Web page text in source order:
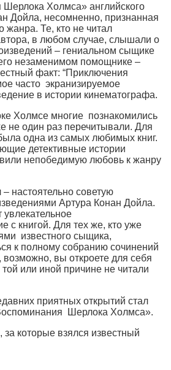
Холмса» английского
Дойла, несомненно, признанная
жанра. Те, кто не читал
в любом случае, слышали о
– гениальном сыщике
незаменимом помощнике –
факт: “Приключения
часто экранизируемое
в истории кинематографа.
Холмсе многие познакомились
не один раз перечитывали. Для
одна из самых любимых книг.
детективные истории
непобедимую любовь к жанру
настоятельно советую
Артура Конан Дойла.
увлекательное
с книгой. Для тех же, кто уже
известного сыщика,
к полному собранию сочинений
возможно, вы откроете для себя
или иной причине не читали
приятных открытий стал
Шерлока Холмса».
за которые взялся известный